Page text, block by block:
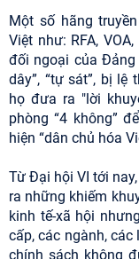
Một số hãng
Việt như: RFA,
đối ngoại của Đảng
dây”, “tự sát”, bị lệ
họ đưa ra "lời
phòng “4 không”
hiện “dân chủ hóa
Từ Đại hội VI tới
ra những khiếm
kinh tế-xã hội
cấp, các ngành,
chính sách không